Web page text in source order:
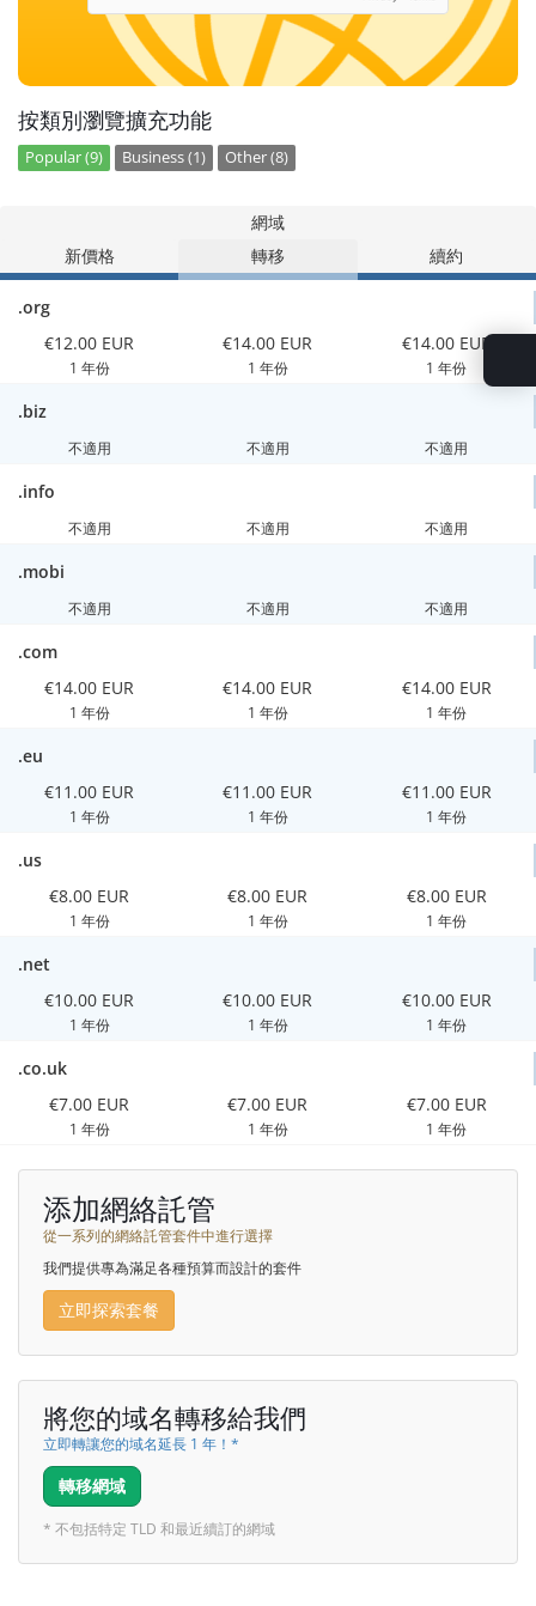
按類別瀏覽擴充功能
Popular (9) Business (1) Other (8)
網域
新價格
轉移 續約
.org
€12.00 EUR
1 年份
€14.00 EUR
1 年份
€14.00 EUR
1 年份
.biz
不適用 不適用 不適用
.info
不適用 不適用 不適用
.mobi
不適用 不適用 不適用
.com
€14.00 EUR
1 年份
€14.00 EUR
1 年份
€14.00 EUR
1 年份
.eu
€11.00 EUR
1 年份
€11.00 EUR
1 年份
€11.00 EUR
1 年份
.us
€8.00 EUR
1 年份
€8.00 EUR
1 年份
€8.00 EUR
1 年份
.net
€10.00 EUR
1 年份
€10.00 EUR
1 年份
€10.00 EUR
1 年份
.co.uk
€7.00 EUR
1 年份
€7.00 EUR
1 年份
€7.00 EUR
1 年份
添加網絡託管
從一系列的網絡託管套件中進行選擇
我們提供專為滿足各種預算而設計的套件
立即探索套餐
將您的域名轉移給我們
立即轉讓您的域名延長 1 年！*
轉移網域
* 不包括特定 TLD 和最近續訂的網域